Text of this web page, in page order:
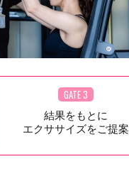
GATE 3
結果をもとに
エクササイズをご提案